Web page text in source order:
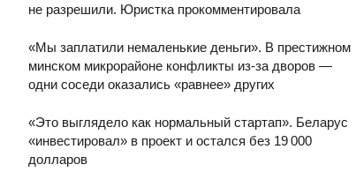
не разрешили. Юристка прокомментировала
«Мы заплатили немаленькие деньги». В престижном
минском микрорайоне конфликты из-за дворов —
одни соседи оказались «равнее» других
«Это выглядело как нормальный стартап». Беларус
«инвестировал» в проект и остался без 19 000
долларов